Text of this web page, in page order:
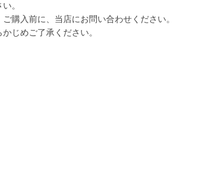
。
購入前に、当店にお問い合わせください。
じめご了承ください。